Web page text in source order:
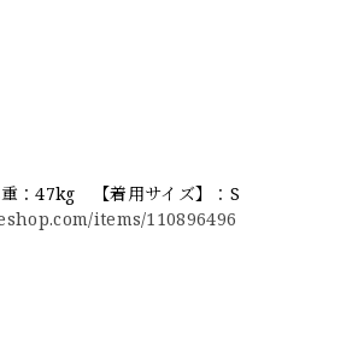
：47kg 【着用サイズ】：S
items/110896496